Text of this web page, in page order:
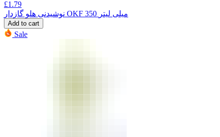
£1.79
نوشیدنی هلو گازدار OKF 350 میلی لیتر
Add to cart
Sale